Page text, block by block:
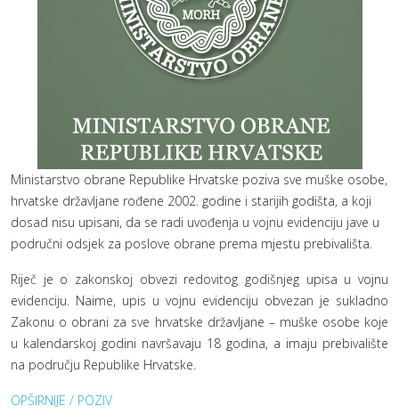
Ministarstvo obrane Republike Hrvatske poziva sve muške osobe,
hrvatske državljane rođene 2002. godine i starijih godišta, a koji
dosad nisu upisani, da se radi uvođenja u vojnu evidenciju jave u
područni odsjek za poslove obrane prema mjestu prebivališta.
Riječ je o zakonskoj obvezi redovitog godišnjeg upisa u vojnu
evidenciju. Naime, upis u vojnu evidenciju obvezan je sukladno
Zakonu o obrani za sve hrvatske državljane – muške osobe koje
u kalendarskoj godini navršavaju 18 godina, a imaju prebivalište
na području Republike Hrvatske.
OPŠIRNIJE / POZIV